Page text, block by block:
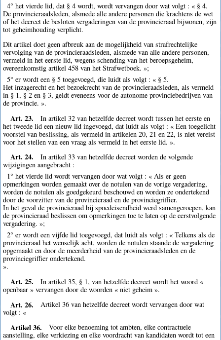
4° het vierde lid, dat § 4 wordt, wordt vervangen door wat volgt : « § 4.
De provincieraadsleden, alsmede alle andere personen die krachtens de wet
of het decreet de besloten vergaderingen van de provincieraad bijwonen, zijn
tot geheimhouding verplicht.
Dit artikel doet geen afbreuk aan de mogelijkheid van strafrechtelijke
vervolging van de provincieraadsleden, alsmede van alle andere personen,
vermeld in het eerste lid, wegens schending van het beroepsgeheim,
overeenkomstig artikel 458 van het Strafwetboek. »;
5° er wordt een § 5 toegevoegd, die luidt als volgt : « § 5.
Het inzagerecht en het bezoekrecht van de provincieraadsleden, als vermeld
in § 1, § 2 en § 3, geldt eveneens voor de autonome provinciebedrijven van
de provincie. ».
Art. 23.
In artikel 32 van hetzelfde decreet wordt tussen het eerste en
het tweede lid een nieuw lid ingevoegd, dat luidt als volgt : « Een toegelicht
voorstel van beslissing, als vermeld in artikelen 20, 21 en 22, is niet vereist
voor het stellen van een vraag als vermeld in het eerste lid. ».
Art. 24.
In artikel 33 van hetzelfde decreet worden de volgende
wijzigingen aangebracht :
1° het vierde lid wordt vervangen door wat volgt : « Als er geen
opmerkingen worden gemaakt over de notulen van de vorige vergadering,
worden de notulen als goedgekeurd beschouwd en worden ze ondertekend
door de voorzitter van de provincieraad en de provinciegriffier.
In het geval de provincieraad bij spoedeisendheid werd samengeroepen, kan
de provincieraad beslissen om opmerkingen toe te laten op de eerstvolgende
vergadering. »;
2° er wordt een vijfde lid toegevoegd, dat luidt als volgt : « Telkens als de
provincieraad het wenselijk acht, worden de notulen staande de vergadering
opgemaakt en door de meerderheid van de provincieraadsleden en de
provinciegriffier ondertekend.
».
Art. 25.
In artikel 35, § 1, van hetzelfde decreet wordt het woord «
openbaar » vervangen door de woorden « niet geheim ».
Art. 26.
Artikel 36 van hetzelfde decreet wordt vervangen door wat
volgt : «
Artikel 36.
Voor elke benoeming tot ambten, elke contractuele
aanstelling, elke verkiezing en elke voordracht van kandidaten wordt tot een